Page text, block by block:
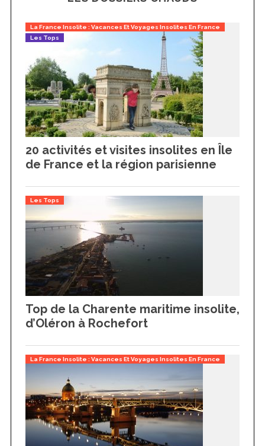
La France Insolite : Vacances Et Voyages Insolites En France
Les Tops
20 activités et visites insolites en Île
de France et la région parisienne
Les Tops
Top de la Charente maritime insolite,
d’Oléron à Rochefort
La France Insolite : Vacances Et Voyages Insolites En France